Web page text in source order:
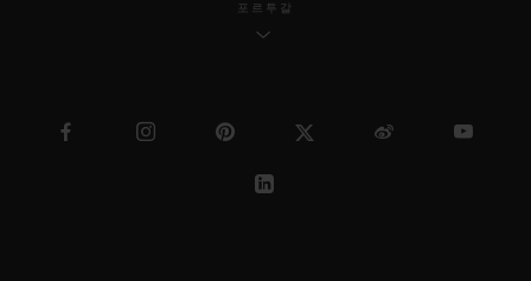
포르투갈